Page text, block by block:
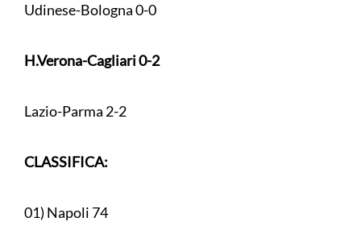
Udinese-Bologna 0-0
H.Verona-Cagliari 0-2
Lazio-Parma 2-2
CLASSIFICA:
01) Napoli 74